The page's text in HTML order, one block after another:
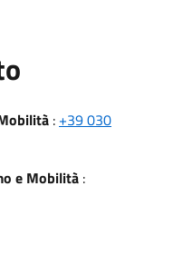
: +39 030
e Mobilità :